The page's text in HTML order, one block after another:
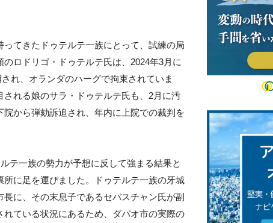
てきたドゥテルテ一族にとって、試練の局
ロドリゴ・ドゥテルテ氏は、2024年3月に
れ、オランダのハーグで拘束されていま
れる娘のサラ・ドゥテルテ氏も、2月に汚
から弾劾訴追され、年内に上院での裁判を
テ一族の勢力が予想に反して強まる結果と
に足を運びました。ドゥテルテ一族の牙城
に、その末息子であるセバスチャン氏が副
ている状況にあるため、ダバオ市の実際の